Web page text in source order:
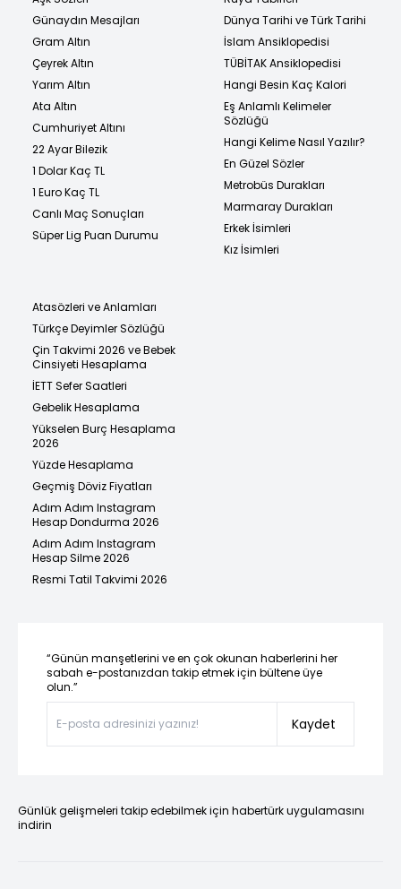
Günaydın Mesajları
Gram Altın
Çeyrek Altın
Yarım Altın
Ata Altın
Cumhuriyet Altını
22 Ayar Bilezik
1 Dolar Kaç TL
1 Euro Kaç TL
Canlı Maç Sonuçları
Süper Lig Puan Durumu
Dünya Tarihi ve Türk Tarihi
İslam Ansiklopedisi
TÜBİTAK Ansiklopedisi
Hangi Besin Kaç Kalori
Eş Anlamlı Kelimeler
Sözlüğü
Hangi Kelime Nasıl Yazılır?
En Güzel Sözler
Metrobüs Durakları
Marmaray Durakları
Erkek İsimleri
Kız İsimleri
Atasözleri ve Anlamları
Türkçe Deyimler Sözlüğü
Çin Takvimi 2026 ve Bebek
Cinsiyeti Hesaplama
İETT Sefer Saatleri
Gebelik Hesaplama
Yükselen Burç Hesaplama
2026
Yüzde Hesaplama
Geçmiş Döviz Fiyatları
Adım Adım Instagram
Hesap Dondurma 2026
Adım Adım Instagram
Hesap Silme 2026
Resmi Tatil Takvimi 2026
“Günün manşetlerini ve en çok okunan haberlerini her
sabah e-postanızdan takip etmek için bültene üye
olun.”
Kaydet
Günlük gelişmeleri takip edebilmek için habertürk uygulamasını
indirin